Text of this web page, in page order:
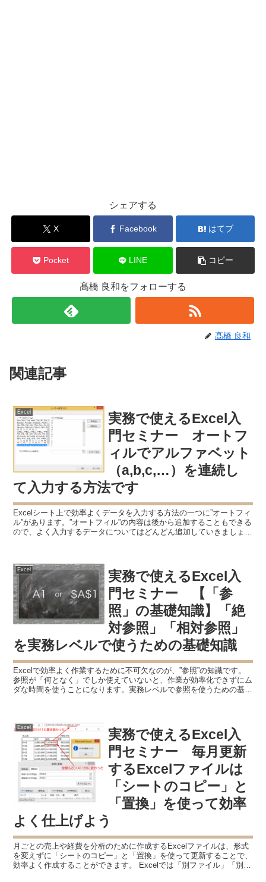
シェアする
X Facebook はてブ
Pocket LINE コピー
髙橋 良和をフォローする
髙橋 良和
関連記事
Excel
実務で使えるExcel入
門セミナー オートフ
ィルでアルファベット
（a,b,c,…）を連続し
て入力する方法です
Excelシート上で効率よくデータを入力する方法の一つに”オートフィ
ル”があります。”オートフィル”の内容は後から追加することもできる
ので、よく入力するデータについてはどんどん追加していきましょ
Excel
実務で使えるExcel入
門セミナー 【「参
照」の基礎知識】「絶
対参照」「相対参照」
を実務レベルで使うための基礎知識
Excelで効率よく作業するために不可欠なのが、”参照”の知識です。
参照が「何となく」でしか使えていないと、作業が効率化できずにム
ダな時間を使うことになります。実務レベルで参照を使うための基本
Excel
実務で使えるExcel入
門セミナー 毎月更新
するExcelファイルは
「シートのコピー」と
「置換」を使って効率
よく仕上げよう
月ごとの売上や経費を分析のために作成するExcelファイルは、形式
を変えずに「シートのコピー」と「置換」を使って更新することで、
効率よく作成することができます。 Excelでは「別ファイル」「別シ